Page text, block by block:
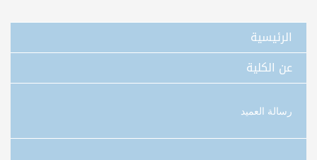
الرئيسية
عن الكلية
رسالة العميد